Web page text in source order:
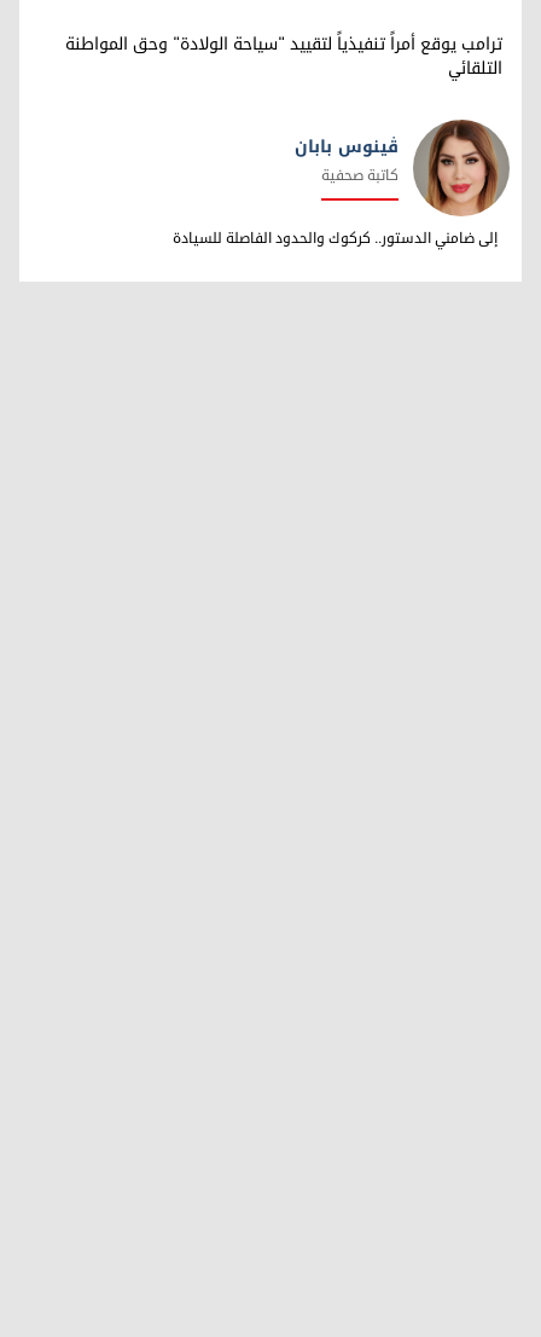
ترامب يوقع أمراً تنفيذياً لتقييد "سياحة الولادة" وحق المواطنة
التلقائي
ڤینوس بابان
ڤینوس بابان
كاتبة صحفية
إلى ضامني الدستور.. كركوك والحدود الفاصلة للسيادة